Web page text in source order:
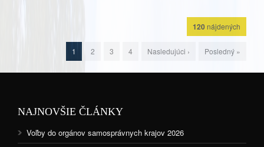
120 nájdených
1 2 3 4 Nasledujúci › Posledný »
NAJNOVŠIE ČLÁNKY
Voľby do orgánov samosprávnych krajov 2026